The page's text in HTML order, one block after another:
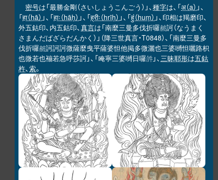
密号は「最勝金剛（さいしょうこんごう）」、種字は、「अ（a） 」、
「हा（hā） 」、「हाः（hāḥ） 」、「ह्रीः（hrīḥ） 」、「हुं（huṃ） 」、印相は羯磨印、
外五鈷印、内五鈷印、真言は「南麼三曼多伐折囉𧹞訶（なうまく
さまんだばざらだんかく）」（降三世真言・T0848）、「南麼三曼多
伐折囉𧹞訶訶訶微薩麼曳平薩婆怛他掲多微灑也三婆嚩怛囇路枳
也微若也䙖若急呼莎訶」、「唵寧三婆嚩日囉𤙖 」、三昧耶形は五鈷
杵、索。